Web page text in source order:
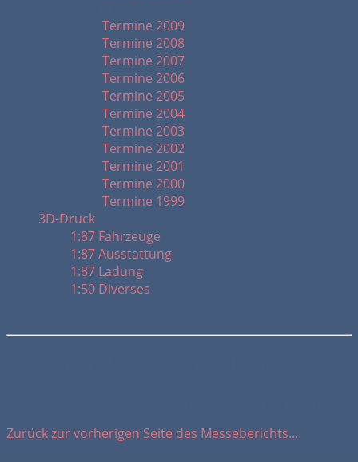
Termine 2009
Termine 2008
Termine 2007
Termine 2006
Termine 2005
Termine 2004
Termine 2003
Termine 2002
Termine 2001
Termine 2000
Termine 1999
3D-Druck
1:87 Fahrzeuge
1:87 Ausstattung
1:87 Ladung
1:50 Diverses
Zurück zur vorherigen Seite des Messeberichts...